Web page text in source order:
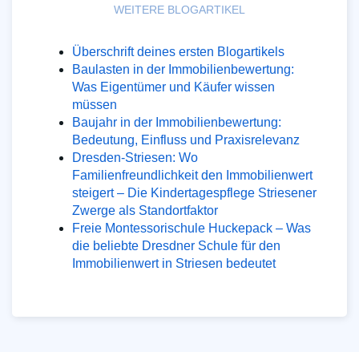
WEITERE BLOGARTIKEL
Überschrift deines ersten Blogartikels
Baulasten in der Immobilienbewertung:
Was Eigentümer und Käufer wissen
müssen
Baujahr in der Immobilienbewertung:
Bedeutung, Einfluss und Praxisrelevanz
Dresden-Striesen: Wo
Familienfreundlichkeit den Immobilienwert
steigert – Die Kindertagespflege Striesener
Zwerge als Standortfaktor
Freie Montessorischule Huckepack – Was
die beliebte Dresdner Schule für den
Immobilienwert in Striesen bedeutet